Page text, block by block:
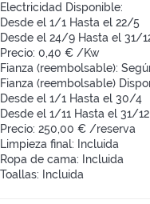
Electricidad Disponible:
Desde el 1/1 Hasta el 22/5
Desde el 24/9 Hasta el 31/
Precio: 0,40 € /Kw
Fianza (reembolsable):
Fianza (reembolsable)
Desde el 1/1 Hasta el 30/4
Desde el 1/11 Hasta el 31/12
Precio: 250,00 € /reserva
Limpieza final: Incluida
Ropa de cama: Incluida
Toallas: Incluida